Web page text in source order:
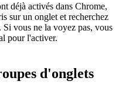
déjà activés dans Chrome,
sur un onglet et recherchez
vous ne la voyez pas, vous
pour l'activer.
d'onglets